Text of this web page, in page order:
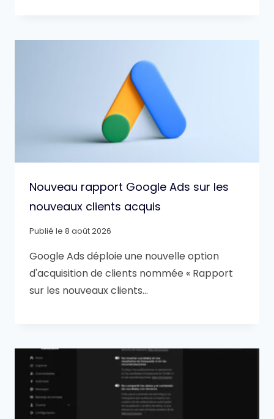
Nouveau rapport Google Ads sur les
nouveaux clients acquis
Publié le 8 août 2026
Google Ads déploie une nouvelle option
d'acquisition de clients nommée « Rapport
sur les nouveaux clients…